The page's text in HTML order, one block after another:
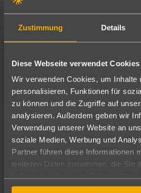
Zustimmung Details
Diese Webseite verwendet Cookies
Wir verwenden Cookies, um Inhalte
personalisieren, Funktionen für
zu können und die Zugriffe auf
analysieren. Außerdem geben wir
Verwendung unserer Website an
soziale Medien, Werbung und
Partner führen diese Informationen
weiteren Daten zusammen, die Sie
gesammelt haben.
Bewertungen
Ändere die Kriterien nach deinen
Pauschal
Abflughafen
Alle Abflughäfen
10.08.26–08.08.27 7-21